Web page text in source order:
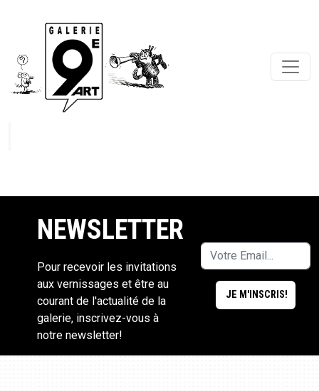
NEWSLETTER
Pour recevoir les invitations
aux vernissages et être au
courant de l'actualité de la
galerie, inscrivez-vous à
notre newsletter!